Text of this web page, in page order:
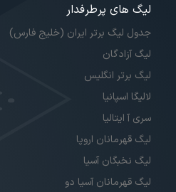
لیگ های پرطرفدار
جدول لیگ برتر ایران (خلیج فارس)
لیگ آزادگان
لیگ برتر انگلیس
لالیگا اسپانیا
سری آ ایتالیا
لیگ قهرمانان اروپا
لیگ نخبگان آسیا
لیگ قهرمانان آسیا دو